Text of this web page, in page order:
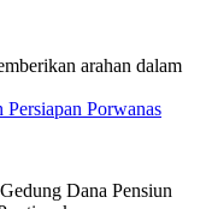
Porwanas